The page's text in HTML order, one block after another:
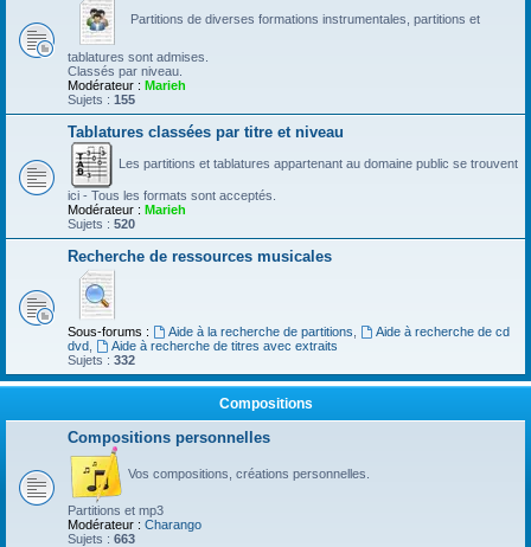
Partitions de diverses formations instrumentales, partitions et
tablatures sont admises.
Classés par niveau.
Modérateur : Marieh
Sujets : 155
Tablatures classées par titre et niveau
Les partitions et tablatures appartenant au domaine public se trouvent
ici - Tous les formats sont acceptés.
Modérateur : Marieh
Sujets : 520
Recherche de ressources musicales
Sous-forums : Aide à la recherche de partitions
Aide à recherche de cd
dvd
Aide à recherche de titres avec extraits
Sujets : 332
Compositions
Compositions personnelles
Vos compositions, créations personnelles.
Partitions et mp3
Modérateur : Charango
Sujets : 663